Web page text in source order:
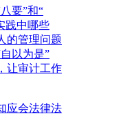
要”和“
践中哪些
的管理问题
以为是”
让审计工作
应会法律法